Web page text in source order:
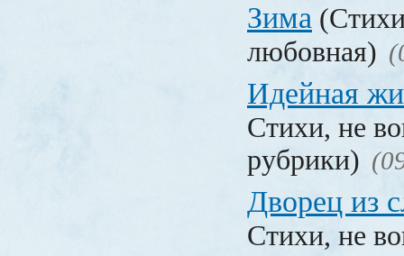
Зима
любовная)
Идейная
Стихи, не
рубрики)
Дворец из
Стихи, не